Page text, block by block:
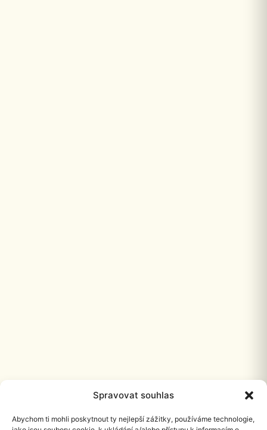
Spravovat souhlas
Abychom ti mohli poskytnout ty nejlepší zážitky, používáme technologie,